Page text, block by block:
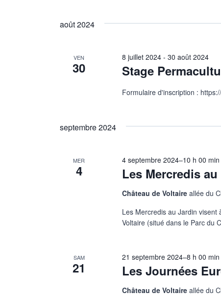
vues
mot-
août 2024
VEN
30 Stage
8 juillet 2024 -30 août 2024
Formulaire d'inscription :
septembre 2024
MER
4 Les Mercredis
4 septembre 2024–10 h 00 min
Château de Voltaireallée du
Les Mercredis au Jardin
Voltaire (situé dans le Parc du
SAM
21 Les Journées
21 septembre 2024–8 h 00 min
Château de Voltaireallée du